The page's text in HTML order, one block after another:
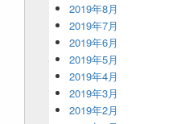
2019年8月
2019年7月
2019年6月
2019年5月
2019年4月
2019年3月
2019年2月